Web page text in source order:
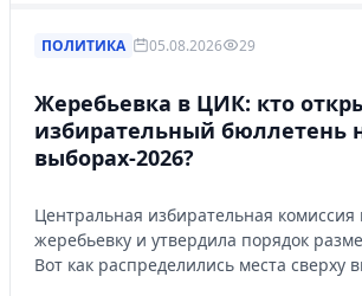
ПОЛИТИКА 05.08.2026 29
Жеребьевка в ЦИК: кто
избирательный бюллетень
выборах-2026?
Центральная избирательная комиссия
жеребьевку и утвердила порядок
Вот как распределились места сверху